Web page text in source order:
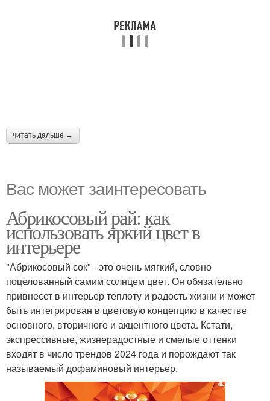
читать дальше →
Вас может заинтересовать
Абрикосовый рай: как
использовать яркий цвет в
интерьере
"Абрикосовый сок" - это очень мягкий, словно
поцелованный самим солнцем цвет. Он обязательно
привнесет в интерьер теплоту и радость жизни и может
быть интегрирован в цветовую концепцию в качестве
основного, вторичного и акцентного цвета. Кстати,
экспрессивные, жизнерадостные и смелые оттенки
входят в число трендов 2024 года и порождают так
называемый дофаминовый интерьер.